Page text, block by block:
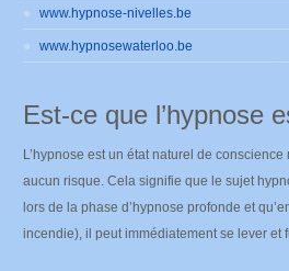
www.hypnose-nivelles.be
www.hypnosewaterloo.be
Est-ce que l’hypnose
L’hypnose est un état naturel de
aucun risque. Cela signifie que le sujet
lors de la phase d’hypnose profonde et
incendie), il peut immédiatement se lever et